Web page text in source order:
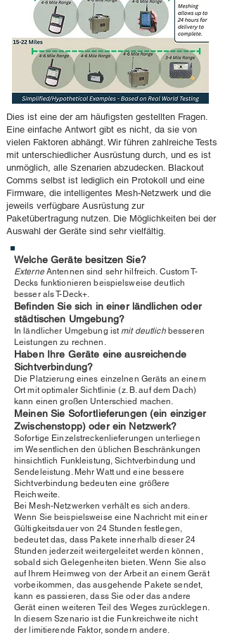
Dies ist eine der am häufigsten gestellten Fragen.
Eine einfache Antwort gibt es nicht, da sie von
vielen Faktoren abhängt. Wir führen zahlreiche Tests
mit unterschiedlicher Ausrüstung durch, und es ist
unmöglich, alle Szenarien abzudecken. Blackout
Comms selbst ist lediglich ein Protokoll und eine
Firmware, die intelligentes Mesh-Netzwerk und die
jeweils verfügbare Ausrüstung zur
Paketübertragung nutzen. Die Möglichkeiten bei der
Auswahl der Geräte sind sehr vielfältig.
Welche Geräte besitzen Sie?
ExterneAntennen sind sehr hilfreich. Custom T-
Decks funktionieren beispielsweise deutlich
besser als T-Deck+.
Befinden Sie sich in einer ländlichen oder
städtischen Umgebung?
In ländlicher Umgebung ist mit deutlichbesseren
Leistungen zu rechnen.
Haben Ihre Geräte eine ausreichende
Sichtverbindung?
Die Platzierung eines einzelnen Geräts an einem
Ort mit optimaler Sichtlinie (z. B. auf dem Dach)
kann einen großen Unterschied machen.
Meinen Sie Sofortlieferungen (ein einziger
Zwischenstopp) oder ein Netzwerk?
Sofortige Einzelstreckenlieferungen unterliegen
im Wesentlichen den üblichen Beschränkungen
hinsichtlich Funkleistung, Sichtverbindung und
Sendeleistung. Mehr Watt und eine bessere
Sichtverbindung bedeuten eine größere
Reichweite.
Bei Mesh-Netzwerken verhält es sich anders.
Wenn Sie beispielsweise eine Nachricht mit einer
Gültigkeitsdauer von 24 Stunden festlegen,
bedeutet das, dass Pakete innerhalb dieser 24
Stunden jederzeit weitergeleitet werden können,
sobald sich Gelegenheiten bieten. Wenn Sie also
auf Ihrem Heimweg von der Arbeit an einem Gerät
vorbeikommen, das ausgehende Pakete sendet,
kann es passieren, dass Sie oder das andere
Gerät einen weiteren Teil des Weges zurücklegen.
In diesem Szenario ist die Funkreichweite nicht
der limitierende Faktor, sondern andere.